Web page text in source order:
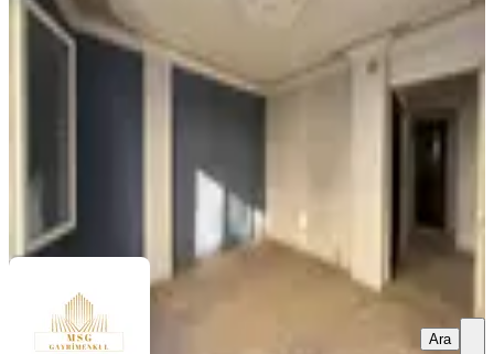
2.900.000 ₺
MSG GAYRİMENKUL YATIRIM DANIŞMANLIĞI
AHMET
SİNAN GÜNEŞ
Ara